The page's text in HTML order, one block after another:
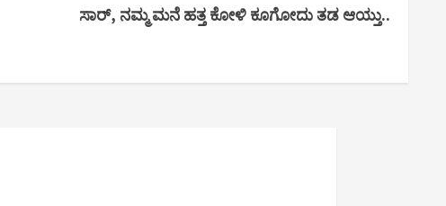
ಸಾರ್, ನಮ್ಮ ಮನೆ ಹತ್ತ ಕೋಳಿ ಕೂಗೋದು ತಡ ಆಯ್ತು..